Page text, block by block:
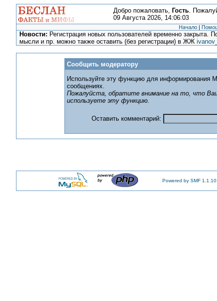
Добро пожаловать, Гость.
09 Августа 2026, 14:06:03
Начало |
Новости: Регистрация новых пользователей временно закрыта.
мысли и пр. можно также оставить (без регистрации) в ЖЖ
Сообщить модератору
Используйте эту функцию для информирования
сообщениях.
Пожалуйста, обратите внимание на то, что
используете эту функцию.
Оставить комментарий:
Powered by SMF 1.1.10